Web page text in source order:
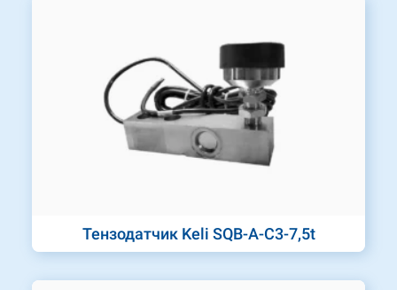
Тензодатчик Keli SQB-A-C3-7,5t